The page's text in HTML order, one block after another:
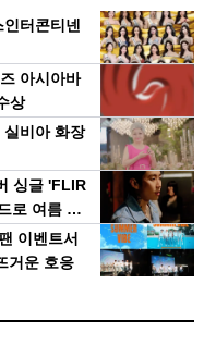
아시아바
상
실비아 화장
싱글 'FLIR
로 여름 가
이벤트서
거운 호응